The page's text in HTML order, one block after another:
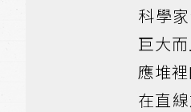
科學
巨大
應堆
在直